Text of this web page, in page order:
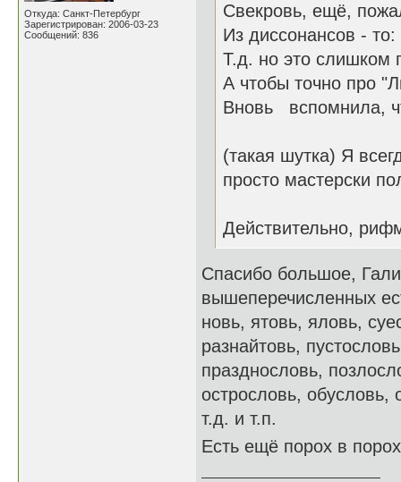
Откуда: Санкт-Петербург
Зарегистрирован: 2006-03-23
Сообщений: 836
Свекровь, ещё,
Из диссонансов - то:
Т.д. но это слишком
А чтобы точно про
Вновь вспомнила,
(такая шутка) Я
просто мастерски
Действительно,
Спасибо большое,
вышеперечисленных
новь, ятовь, яловь,
разнайтовь,
празднословь,
острословь, обусловь,
т.д. и т.п.
Есть ещё порох в